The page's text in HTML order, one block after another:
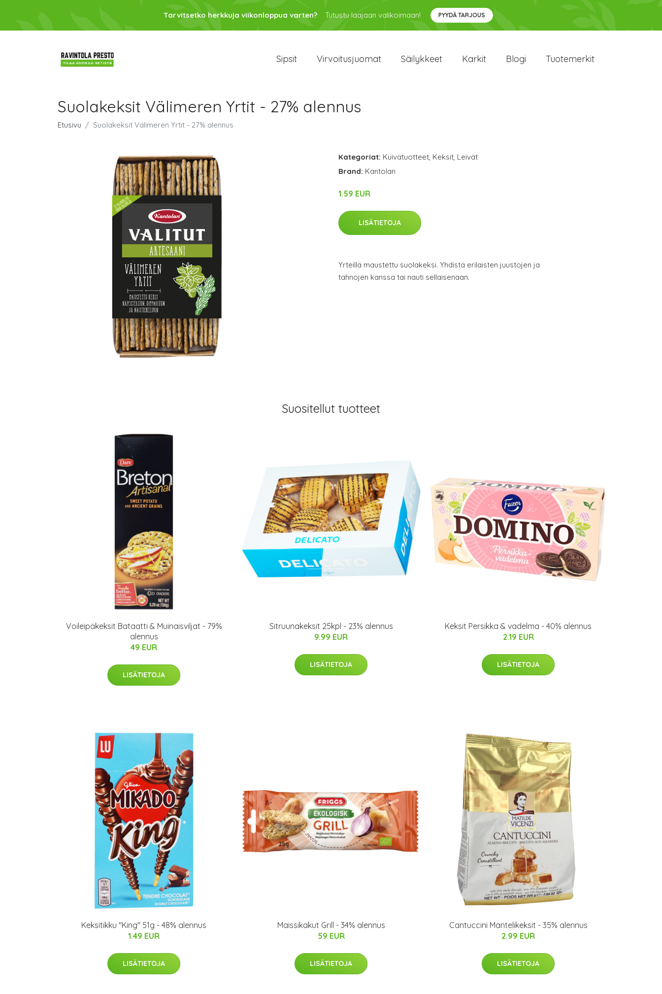
Tarvitsetko herkkuja viikonloppua varten? Tutustu laajaan valikoimaan! PYYDÄ TARJOUS
Sipsit Virvoitusjuomat Säilykkeet Karkit Blogi Tuotemerkit
Suolakeksit Välimeren Yrtit - 27% alennus
Etusivu Suolakeksit Välimeren Yrtit - 27% alennus
Kategoriat: Kuivatuotteet, Keksit, Leivät
Brand: Kantolan
1.59 EUR
LISÄTIETOJA
Yrteillä maustettu suolakeksi. Yhdistä erilaisten juustojen ja
tahnojen kanssa tai nauti sellaisenaan.
Suositellut tuotteet
Voileipäkeksit Bataatti & Muinaisviljat - 79%
alennus
49 EUR
LISÄTIETOJA
Sitruunakeksit 25kpl - 23% alennus
9.99 EUR
LISÄTIETOJA
Keksit Persikka & vadelma - 40% alennus
2.19 EUR
LISÄTIETOJA
Keksitikku "King" 51g - 48% alennus
1.49 EUR
LISÄTIETOJA
Maissikakut Grill - 34% alennus
59 EUR
LISÄTIETOJA
Cantuccini Mantelikeksit - 35% alennus
2.99 EUR
LISÄTIETOJA